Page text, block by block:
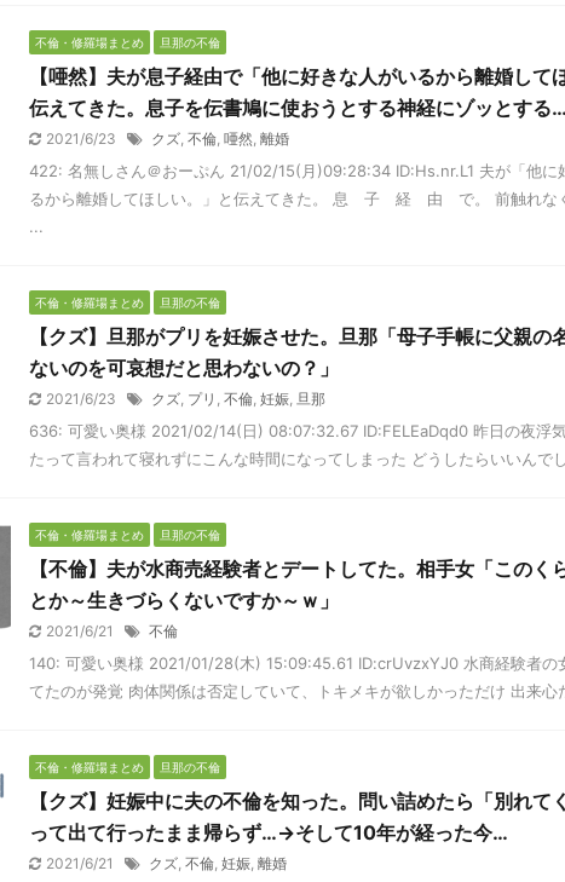
不倫・修羅場まとめ 旦那の不倫
【唖然】夫が息子経由で「他に好きな人がいるから離婚して
伝えてきた。息子を伝書鳩に使おうとする神経にゾッとする…
2021/6/23 クズ, 不倫, 唖然, 離婚
422: 名無しさん＠おーぷん 21/02/15(月)09:28:34 ID:Hs.nr.L1 夫が「他に
るから離婚してほしい。」と伝えてきた。 息 子 経 由 で。 前触れな
...
不倫・修羅場まとめ 旦那の不倫
【クズ】旦那がプリを妊娠させた。旦那「母子手帳に父親の
ないのを可哀想だと思わないの？」
2021/6/23 クズ, プリ , 不倫, 妊娠, 旦那
636: 可愛い奥様 2021/02/14(日) 08:07:32.67 ID:FELEaDqd0 昨日の夜浮
たって言われて寝れずにこんな時間になってしまった どうしたらいいんで
不倫・修羅場まとめ 旦那の不倫
【不倫】夫が水商売経験者とデートしてた。相手女「このく
とか～生きづらくないですか～ｗ」
2021/6/21 不倫
140: 可愛い奥様 2021/01/28(木) 15:09:45.61 ID:crUvzxYJ0 水商経験者の
てたのが発覚 肉体関係は否定していて、トキメキが欲しかっただけ 出来心
不倫・修羅場まとめ 旦那の不倫
【クズ】妊娠中に夫の不倫を知った。問い詰めたら「別れて
って出て行ったまま帰らず…→そして10年が経った今…
2021/6/21 クズ, 不倫, 妊娠, 離婚